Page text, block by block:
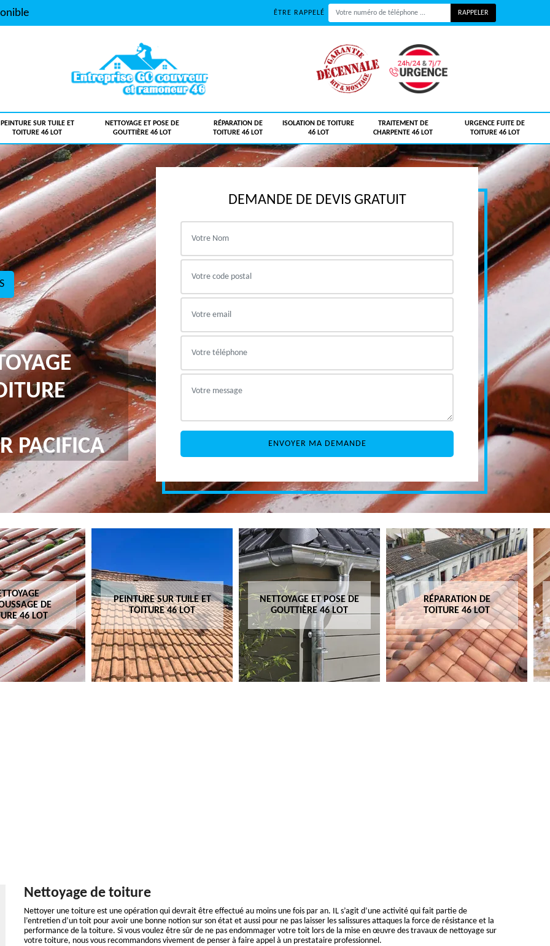
ÊTRE RAPPELÉ
PEINTURE SUR TUILE ET
TOITURE 46 LOT
NETTOYAGE ET POSE DE
GOUTTIÈRE 46 LOT
RÉPARATION DE
TOITURE 46 LOT
ISOLATION DE TOITURE
46 LOT
TRAITEMENT DE
CHARPENTE 46 LOT
URGENCE FUITE DE
TOITURE 46 LOT
PACIFICA
DEMANDE DE DEVIS GRATUIT
DE
46 LOT
PEINTURE SUR TUILE ET
TOITURE 46 LOT
NETTOYAGE ET POSE DE
GOUTTIÈRE 46 LOT
RÉPARATION DE
TOITURE 46 LOT
Nettoyage de toiture
Nettoyer une toiture est une opération qui devrait être effectué au moins une fois par an. IL s’agit d’une activité qui fait partie de
l’entretien d’un toit pour avoir une bonne notion sur son état et aussi pour ne pas laisser les salissures attaques la force de résistance et la
performance de la toiture. Si vous voulez être sûr de ne pas endommager votre toit lors de la mise en œuvre des travaux de nettoyage sur
votre toiture, nous vous recommandons vivement de penser à faire appel à un prestataire professionnel.